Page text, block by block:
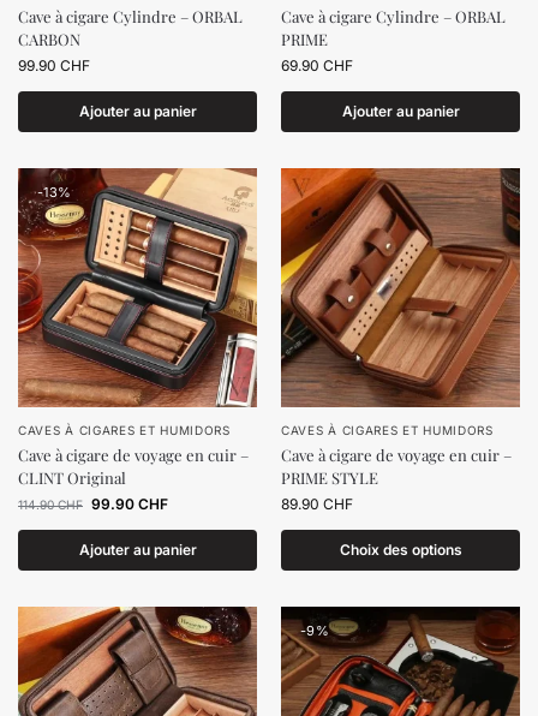
Cave à cigare Cylindre – ORBAL
CARBON
99.90 CHF
Ajouter au panier
Cave à cigare Cylindre – ORBAL
PRIME
69.90 CHF
Ajouter au panier
-13%
CAVES À CIGARES ET HUMIDORS
Cave à cigare de voyage en cuir –
CLINT Original
114.90CHF 99.90 CHF
Ajouter au panier
CAVES À CIGARES ET HUMIDORS
Cave à cigare de voyage en cuir –
PRIME STYLE
89.90 CHF
Choix des options
-9%